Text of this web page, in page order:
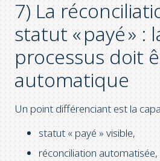
7) La
statut « payé » :
processus doit
automatique
Un point différenciant est la
statut « payé » visible,
réconciliation automatisée,